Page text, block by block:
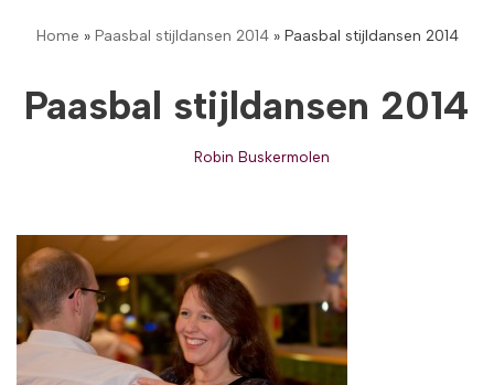
Home » Paasbal stijldansen 2014» Paasbal stijldansen 2014
Paasbal stijldansen 2014
Robin Buskermolen